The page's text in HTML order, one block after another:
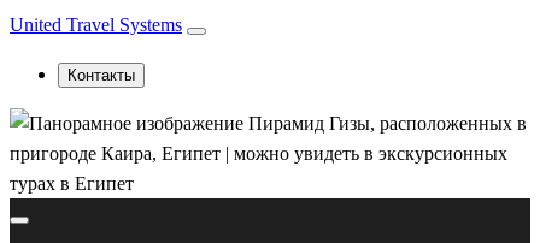
United Travel Systems
Контакты